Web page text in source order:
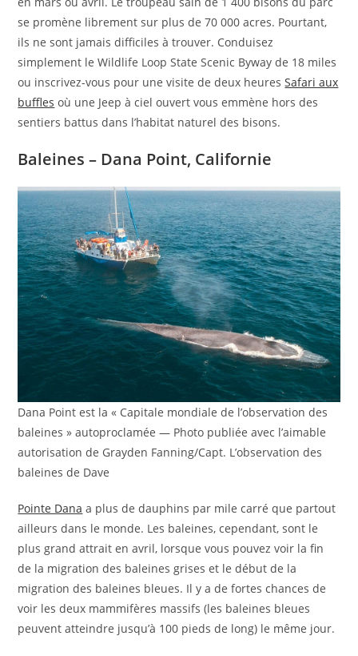
se promène librement sur plus de 70 000 acres. Pourtant,
ils ne sont jamais difficiles à trouver. Conduisez
simplement le Wildlife Loop State Scenic Byway de 18 miles
ou inscrivez-vous pour une visite de deux heuresSafari aux
buffles où une Jeep à ciel ouvert vous emmène hors des
sentiers battus dans l’habitat naturel des bisons.
Baleines – Dana Point, Californie
Dana Point est la « Capitale mondiale de l’observation des
baleines » autoproclamée — Photo publiée avec l’aimable
autorisation de Grayden Fanning/Capt. L’observation des
baleines de Dave
Pointe Dana a plus de dauphins par mile carré que partout
ailleurs dans le monde. Les baleines, cependant, sont le
plus grand attrait en avril, lorsque vous pouvez voir la fin
de la migration des baleines grises et le début de la
migration des baleines bleues. Il y a de fortes chances de
voir les deux mammifères massifs (les baleines bleues
peuvent atteindre jusqu’à 100 pieds de long) le même jour.